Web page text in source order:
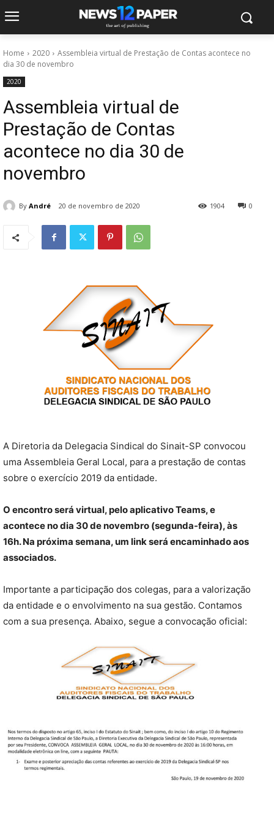
Home 2020
Assembleia virtual de Prestação de Contas acontece no
dia 30 de novembro
2020
Assembleia virtual de
Prestação de Contas
acontece no dia 30 de
novembro
By André 20 de novembro de 2020 0
1904
A Diretoria da Delegacia Sindical do Sinait-SP convocou
uma Assembleia Geral Local, para a prestação de contas
sobre o exercício 2019 da entidade.
O encontro será virtual, pelo aplicativo Teams, e
acontece no dia 30 de novembro (segunda-feira), às
16h. Na próxima semana, um link será encaminhado aos
associados.
Importante a participação dos colegas, para a valorização
da entidade e o envolvimento na sua gestão. Contamos
com a sua presença. Abaixo, segue a convocação oficial: